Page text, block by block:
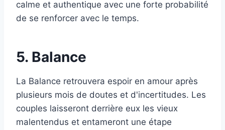
calme et authentique avec une forte probabilité
de se renforcer avec le temps.
5. Balance
La Balance retrouvera espoir en amour après
plusieurs mois de doutes et d'incertitudes. Les
couples laisseront derrière eux les vieux
malentendus et entameront une étape